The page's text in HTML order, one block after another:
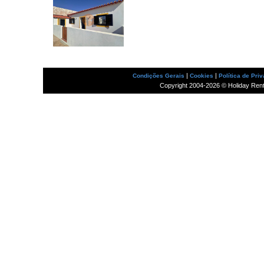
Condições Gerais | Cookies | Política de
Copyright 2004-2026 © Holiday